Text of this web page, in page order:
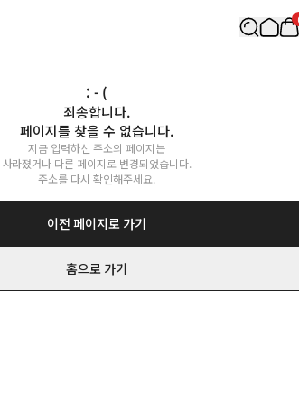
: - (
죄송합니다.
페이지를 찾을 수 없습니다.
지금 입력하신 주소의 페이지는
사라졌거나 다른 페이지로 변경되었습니다.
주소를 다시 확인해주세요.
이전 페이지로 가기
홈으로 가기